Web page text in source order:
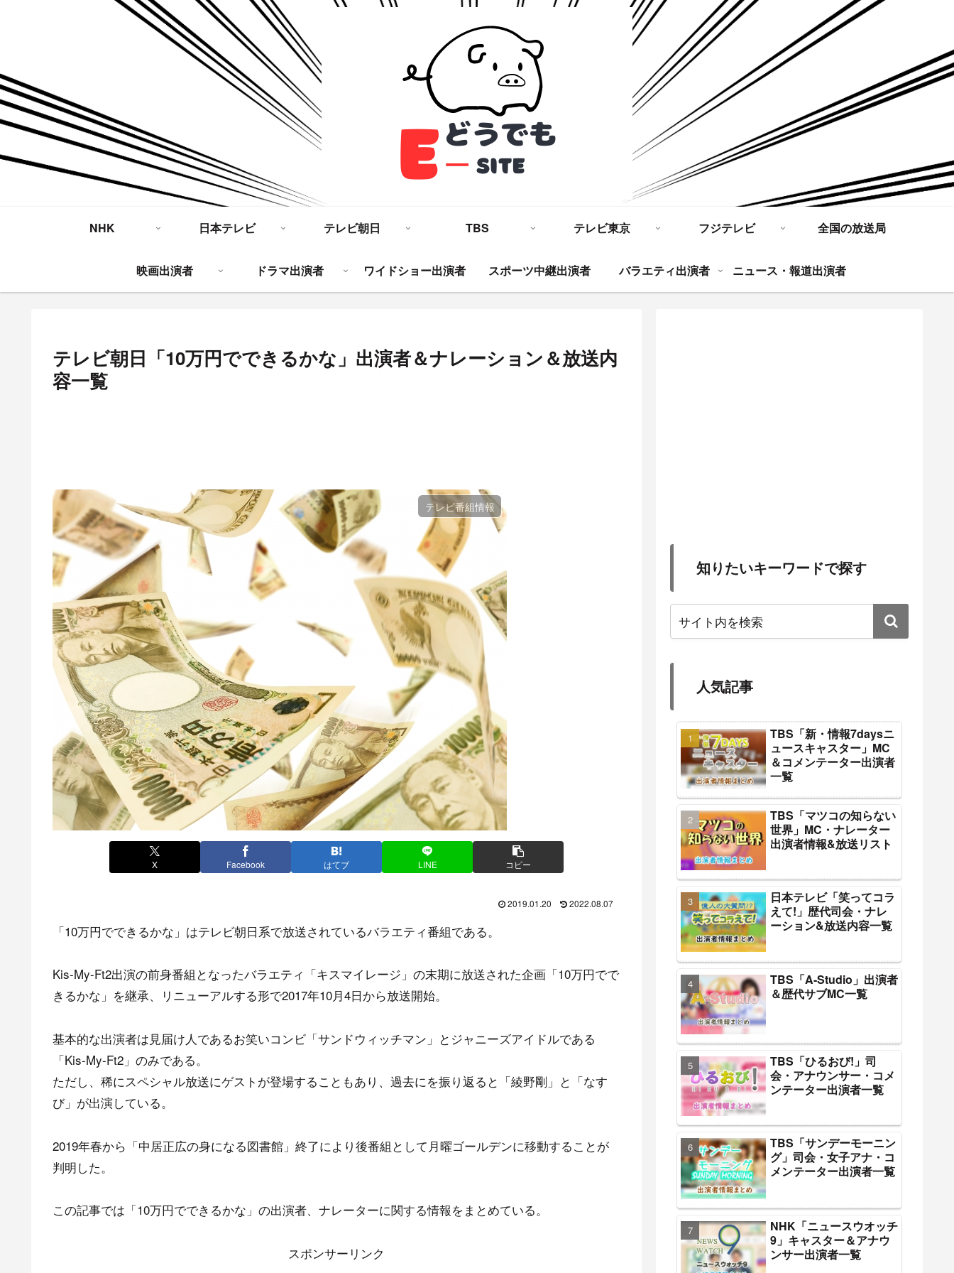
NHK 日本テレビ テレビ朝日 TBS テレビ東京 フジテレビ 全国の放送局
映画出演者 ドラマ出演者 ワイドショー出演者 スポーツ中継出演者 バラエティ出演者 ニュース・報道出演者
テレビ朝日「10万円でできるかな」出演者＆ナレーション＆放送内
容一覧
テレビ番組情報
X Facebook はてブ LINE コピー
2019.01.20 2022.08.07
「10万円でできるかな」はテレビ朝日系で放送されているバラエティ番組である。
Kis-My-Ft2出演の前身番組となったバラエティ「キスマイレージ」の末期に放送された企画「10万円でで
きるかな」を継承、リニューアルする形で2017年10月4日から放送開始。
基本的な出演者は見届け人であるお笑いコンビ「サンドウィッチマン」とジャニーズアイドルである
「Kis-My-Ft2」のみである。
ただし、稀にスペシャル放送にゲストが登場することもあり、過去にを振り返ると「綾野剛」と「なす
び」が出演している。
2019年春から「中居正広の身になる図書館」終了により後番組として月曜ゴールデンに移動することが
判明した。
この記事では「10万円でできるかな」の出演者、ナレーターに関する情報をまとめている。
スポンサーリンク
知りたいキーワードで探す
人気記事
TBS「新・情報7daysニ
ュースキャスター」MC
＆コメンテーター出演者
一覧
TBS「マツコの知らない
世界」MC・ナレーター
出演者情報&放送リスト
日本テレビ「笑ってコラ
えて!」歴代司会・ナレ
ーション&放送内容一覧
TBS「A-Studio」出演者
＆歴代サブMC一覧
TBS「ひるおび!」司
会・アナウンサー・コメ
ンテーター出演者一覧
TBS「サンデーモーニン
グ」司会・女子アナ・コ
メンテーター出演者一覧
NHK「ニュースウオッチ
9」キャスター＆アナウ
ンサー出演者一覧